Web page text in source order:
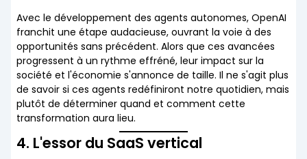
Avec le développement des agents autonomes, OpenAI
franchit une étape audacieuse, ouvrant la voie à des
opportunités sans précédent. Alors que ces avancées
progressent à un rythme effréné, leur impact sur la
société et l'économie s'annonce de taille. Il ne s'agit plus
de savoir si ces agents redéfiniront notre quotidien, mais
plutôt de déterminer quand et comment cette
transformation aura lieu.
4. L'essor du SaaS vertical